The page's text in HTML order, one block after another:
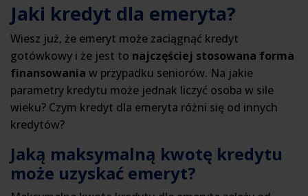
Jaki kredyt dla emeryta?
Wiesz już, że emeryt może zaciągnąć kredyt
gotówkowy i że jest to najczęściej stosowana forma
finansowania w przypadku seniorów. Na jakie
parametry kredytu może jednak liczyć osoba w sile
wieku? Czym kredyt dla emeryta różni się od innych
kredytów?
Jaką maksymalną kwotę kredytu
może uzyskać emeryt?